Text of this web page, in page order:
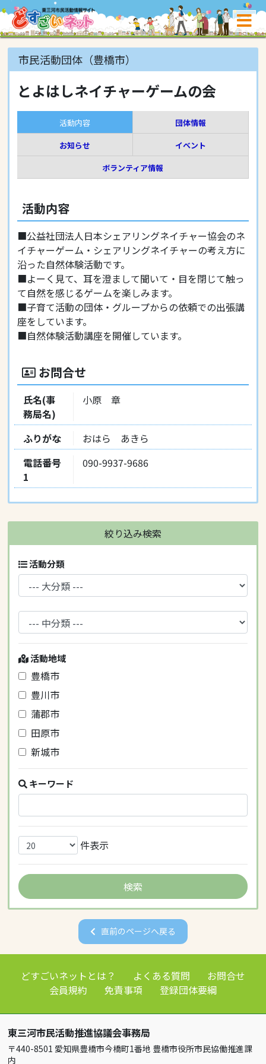
市民活動団体（豊橋市）
とよはしネイチャーゲームの会
活動内容
団体情報
お知らせ
イベント
ボランティア情報
活動内容
■公益社団法人日本シェアリングネイチャー協会のネ
イチャーゲーム・シェアリングネイチャーの考え方に
沿った自然体験活動です。
■よーく見て、耳を澄まして聞いて・目を閉じて触っ
て自然を感じるゲームを楽しみます。
■子育て活動の団体・グループからの依頼での出張講
座をしています。
■自然体験活動講座を開催しています。
お問合せ
氏名(事
務局名)
小原 章
ふりがな
おはら あきら
電話番号
1
090-9937-9686
絞り込み検索
活動分類
活動地域
豊橋市
豊川市
蒲郡市
田原市
新城市
キーワード
件表示
直前のページへ戻る
どすごいネットとは？ よくある質問
お問合せ
会員規約
免責事項 登録団体要綱
東三河市民活動推進協議会事務局
〒440-8501 愛知県豊橋市今橋町1番地 豊橋市役所市民協働推進課
内